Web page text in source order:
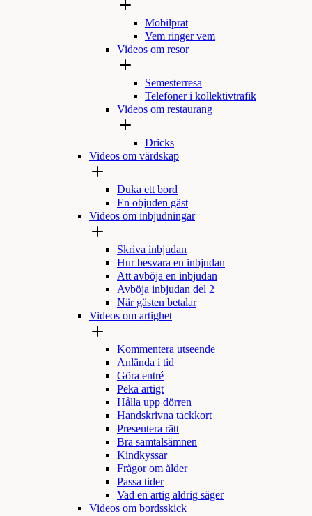
Mobilprat
Vem ringer vem
Videos om resor
Semesterresa
Telefoner i kollektivtrafik
Videos om restaurang
Dricks
Videos om värdskap
Duka ett bord
En objuden gäst
Videos om inbjudningar
Skriva inbjudan
Hur besvara en inbjudan
Att avböja en inbjudan
Avböja inbjudan del 2
När gästen betalar
Videos om artighet
Kommentera utseende
Anlända i tid
Göra entré
Peka artigt
Hålla upp dörren
Handskrivna tackkort
Presentera rätt
Bra samtalsämnen
Kindkyssar
Frågor om ålder
Passa tider
Vad en artig aldrig säger
Videos om bordsskick